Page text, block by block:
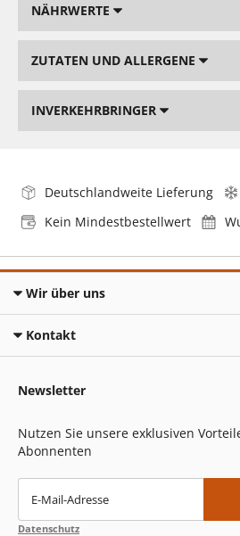
NÄHRWERTE
ZUTATEN UND ALLERGENE
INVERKEHRBRINGER
Deutschlandweite Lieferung
Kein Mindestbestellwert
Wir über uns
Kontakt
Newsletter
Nutzen Sie unsere exklusiven
Abonnenten
E-Mail-Adresse
Datenschutz